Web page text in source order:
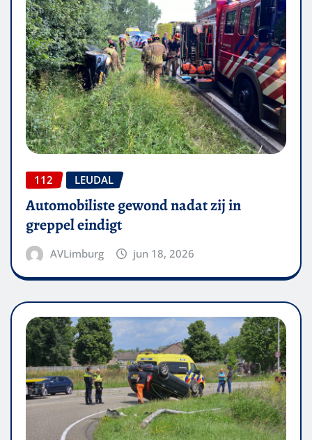
112 LEUDAL
Automobiliste gewond nadat zij in
greppel eindigt
AVLimburg jun 18, 2026